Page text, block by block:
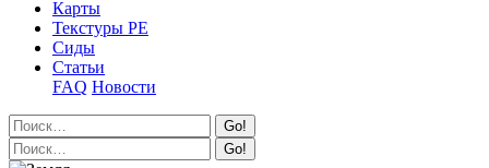
Карты
Текстуры PE
Сиды
Статьи
FAQ Новости
Go!
Go!